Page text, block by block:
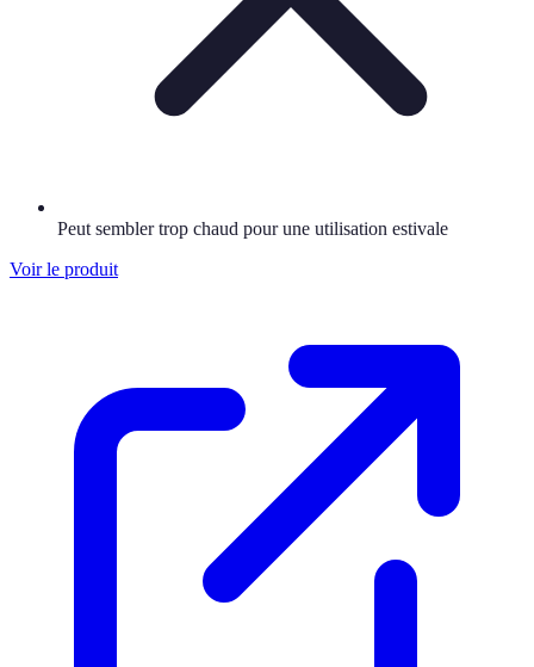
Peut sembler trop chaud pour une utilisation estivale
Voir le produit